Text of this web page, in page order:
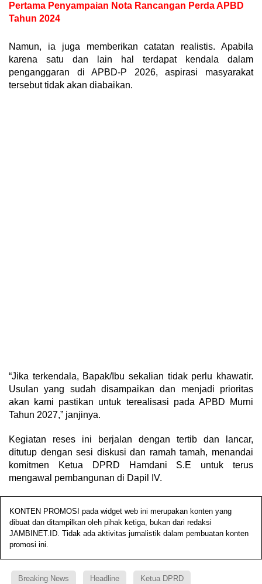
Pertama Penyampaian Nota Rancangan Perda APBD
Tahun 2024
Namun, ia juga memberikan catatan realistis. Apabila
karena satu dan lain hal terdapat kendala dalam
penganggaran di APBD-P 2026, aspirasi masyarakat
tersebut tidak akan diabaikan.
“Jika terkendala, Bapak/Ibu sekalian tidak perlu khawatir.
Usulan yang sudah disampaikan dan menjadi prioritas
akan kami pastikan untuk terealisasi pada APBD Murni
Tahun 2027,” janjinya.
Kegiatan reses ini berjalan dengan tertib dan lancar,
ditutup dengan sesi diskusi dan ramah tamah, menandai
komitmen Ketua DPRD Hamdani S.E untuk terus
mengawal pembangunan di Dapil IV.
KONTEN PROMOSI pada widget web ini merupakan konten yang
dibuat dan ditampilkan oleh pihak ketiga, bukan dari redaksi
JAMBINET.ID. Tidak ada aktivitas jurnalistik dalam pembuatan konten
promosi ini.
Breaking News Headline Ketua DPRD